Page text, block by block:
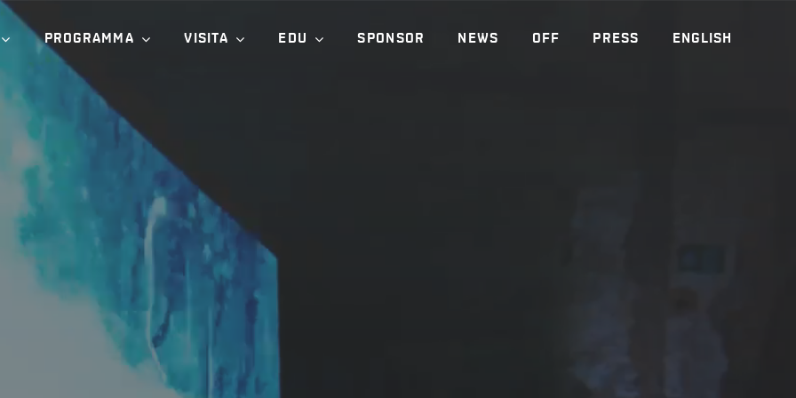
PROGRAMMA VISITA EDU SPONSOR NEWS OFF PRESS ENGLISH